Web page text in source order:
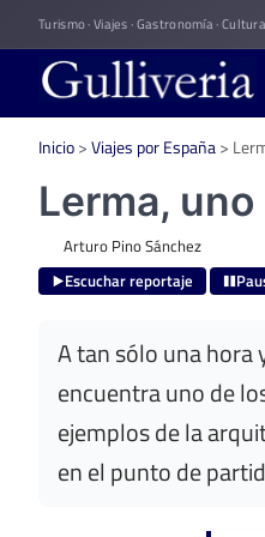
to
content
Turismo · Viajes · Gastronomía ·
Inicio>Viajes por España>
Lerma,
Arturo Pino Sánchez
Escuchar reportaje
A tan sólo una hora
encuentra uno de
ejemplos de la
en el punto de